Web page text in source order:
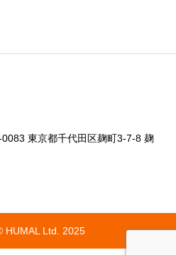
東京都千代田区麹町3-7-8 麹
HUMAL Ltd. 2025